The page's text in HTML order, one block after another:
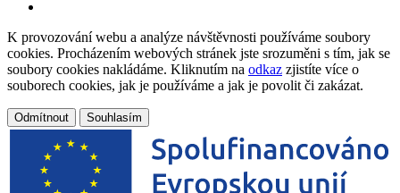
K provozování webu a analýze návštěvnosti používáme soubory
cookies. Procházením webových stránek jste srozuměni s tím, jak se
soubory cookies nakládáme. Kliknutím na odkaz zjistíte více o
souborech cookies, jak je používáme a jak je povolit či zakázat.
Odmítnout Souhlasím